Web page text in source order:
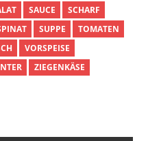
SAUCE
SCHARF
SUPPE
TOMATEN
VORSPEISE
ZIEGENKÄSE